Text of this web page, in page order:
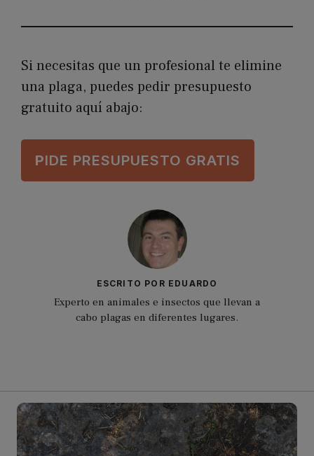
Si necesitas que un profesional te elimine
una plaga, puedes pedir presupuesto
gratuito aquí abajo:
PIDE PRESUPUESTO GRATIS
ESCRITO POR EDUARDO
Experto en animales e insectos que llevan a
cabo plagas en diferentes lugares.